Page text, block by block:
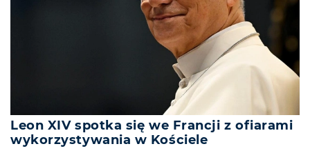
Leon XIV spotka się we Francji z ofiarami
wykorzystywania w Kościele